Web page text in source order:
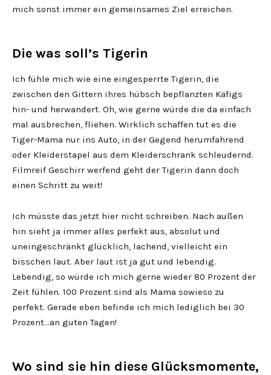
mich sonst immer ein gemeinsames Ziel erreichen.
Die was soll’s Tigerin
Ich fühle mich wie eine eingesperrte Tigerin, die
zwischen den Gittern ihres hübsch bepflanzten Käfigs
hin- und herwandert. Oh, wie gerne würde die da einfach
mal ausbrechen, fliehen. Wirklich schaffen tut es die
Tiger-Mama nur ins Auto, in der Gegend herumfahrend
oder Kleiderstapel aus dem Kleiderschrank schleudernd.
Filmreif Geschirr werfend geht der Tigerin dann doch
einen Schritt zu weit!
Ich müsste das jetzt hier nicht schreiben. Nach außen
hin sieht ja immer alles perfekt aus, absolut und
uneingeschränkt glücklich, lachend, vielleicht ein
bisschen laut. Aber laut ist ja gut und lebendig.
Lebendig, so würde ich mich gerne wieder 80 Prozent der
Zeit fühlen. 100 Prozent sind als Mama sowieso zu
perfekt. Gerade eben befinde ich mich lediglich bei 30
Prozent…an guten Tagen!
Wo sind sie hin diese Glücksmomente,